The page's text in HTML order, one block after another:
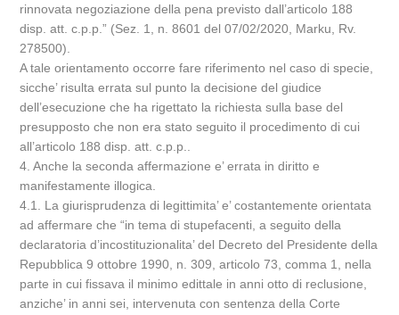
rinnovata negoziazione della pena previsto dall’articolo 188
disp. att. c.p.p.” (Sez. 1, n. 8601 del 07/02/2020, Marku, Rv.
278500).
A tale orientamento occorre fare riferimento nel caso di specie,
sicche’ risulta errata sul punto la decisione del giudice
dell’esecuzione che ha rigettato la richiesta sulla base del
presupposto che non era stato seguito il procedimento di cui
all’articolo 188 disp. att. c.p.p..
4. Anche la seconda affermazione e’ errata in diritto e
manifestamente illogica.
4.1. La giurisprudenza di legittimita’ e’ costantemente orientata
ad affermare che “in tema di stupefacenti, a seguito della
declaratoria d’incostituzionalita’ del Decreto del Presidente della
Repubblica 9 ottobre 1990, n. 309, articolo 73, comma 1, nella
parte in cui fissava il minimo edittale in anni otto di reclusione,
anziche’ in anni sei, intervenuta con sentenza della Corte